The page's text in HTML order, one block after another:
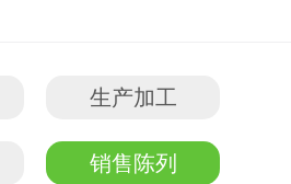
生产加工
销售陈列